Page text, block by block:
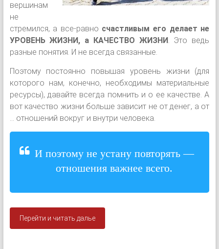
вершинам
не
стремился, а все-равно счастливым его делает не
УРОВЕНЬ ЖИЗНИ, а КАЧЕСТВО ЖИЗНИ. Это ведь
разные понятия. И не всегда связанные.
Поэтому постоянно повышая уровень жизни (для
которого нам, конечно, необходимы материальные
ресурсы), давайте всегда помнить и о ее качестве. А
вот качество жизни больше зависит не от денег, а от
... отношений вокруг и внутри человека.
И поэтому не устану повторять —
отношения важнее всего.
Перейти и читать далье